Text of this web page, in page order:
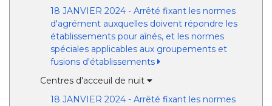
18 JANVIER 2024 - Arrêté fixant les normes
d'agrément auxquelles doivent répondre les
établissements pour aînés, et les normes
spéciales applicables aux groupements et
fusions d'établissements
Centres d'acceuil de nuit
18 JANVIER 2024 - Arrêté fixant les normes